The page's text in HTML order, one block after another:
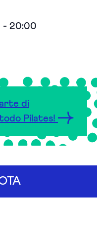
- 20:00
di
Pilates!